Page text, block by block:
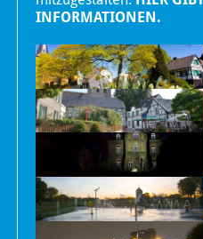
INFORMATIONEN.